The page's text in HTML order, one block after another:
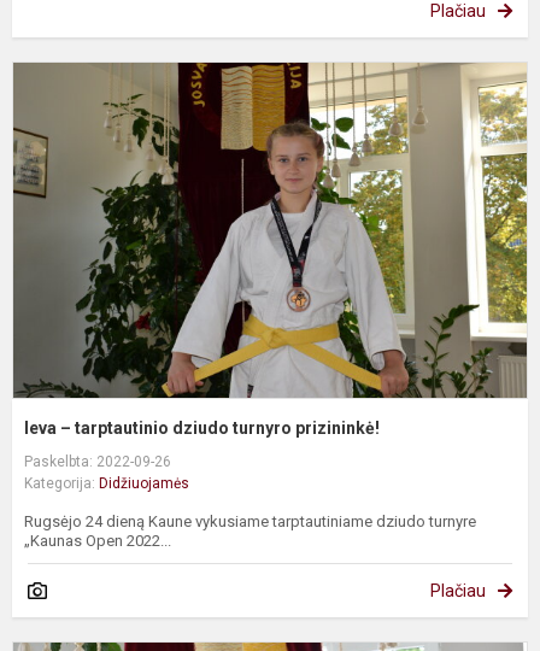
Plačiau
Ieva – tarptautinio dziudo turnyro prizininkė!
Paskelbta: 2022-09-26
Kategorija: Didžiuojamės
Rugsėjo 24 dieną Kaune vykusiame tarptautiniame dziudo turnyre
„Kaunas Open 2022...
Plačiau